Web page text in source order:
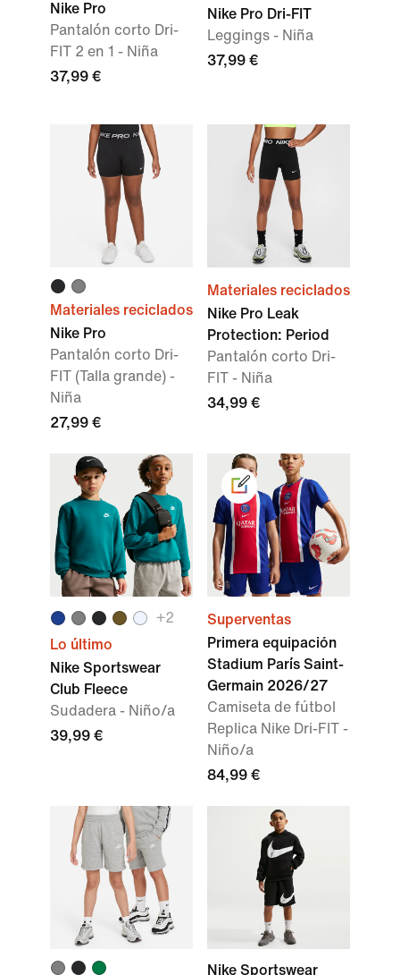
Nike Pro
Pantalón corto Dri-
FIT 2 en 1 - Niña
37,99 €
Nike Pro Dri-FIT
Leggings - Niña
37,99 €
Materiales reciclados
Nike Pro
Pantalón corto Dri-
FIT (Talla grande) -
Niña
27,99 €
Materiales reciclados
Nike Pro Leak
Protection: Period
Pantalón corto Dri-
FIT - Niña
34,99 €
+2
Lo último
Nike Sportswear
Club Fleece
Sudadera - Niño/a
39,99 €
Superventas
Primera equipación
Stadium París Saint-
Germain 2026/27
Camiseta de fútbol
Replica Nike Dri-FIT -
Niño/a
84,99 €
Nike Sportswear